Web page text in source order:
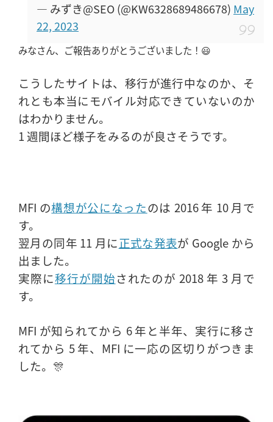
— みずき@SEO (@KW6328689486678) May
22, 2023
みなさん、ご報告ありがとうございました！😃
こうしたサイトは、移行が進行中なのか、そ
れとも本当にモバイル対応できていないのか
はわかりません。
1 週間ほど様子をみるのが良さそうです。
MFI の構想が公になったのは 2016 年 10 月で
す。
翌月の同年 11 月に正式な発表が Google から
出ました。
実際に移行が開始されたのが 2018 年 3 月で
す。
MFI が知られてから 6 年と半年、実行に移さ
れてから 5 年、MFI に一応の区切りがつきま
した。🎊